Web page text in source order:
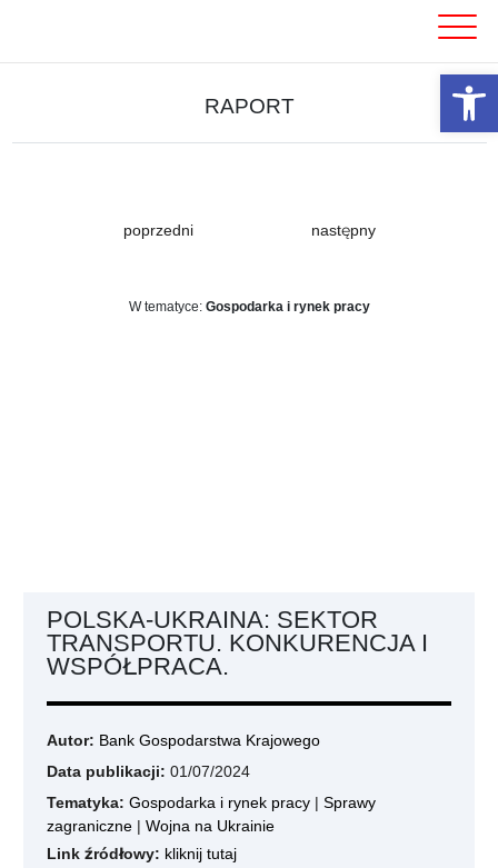
RAPORT
poprzedni następny
W tematyce: Gospodarka i rynek pracy
POLSKA-UKRAINA: SEKTOR
TRANSPORTU. KONKURENCJA I
WSPÓŁPRACA.
Autor: Bank Gospodarstwa Krajowego
Data publikacji: 01/07/2024
Tematyka: Gospodarka i rynek pracy | Sprawy
zagraniczne | Wojna na Ukrainie
Link źródłowy: kliknij tutaj